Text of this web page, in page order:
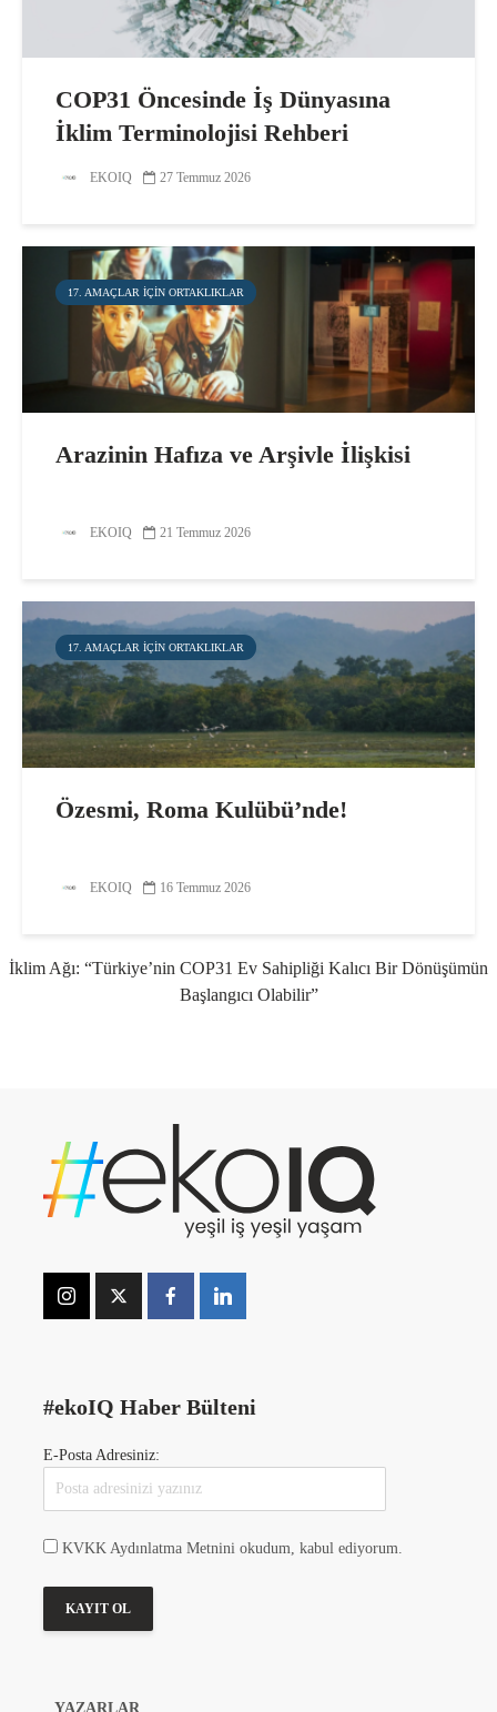
COP31 Öncesinde İş Dünyasına
İklim Terminolojisi Rehberi
EKOIQ 27 Temmuz 2026
17. AMAÇLAR IÇIN ORTAKLIKLAR
Arazinin Hafıza ve Arşivle İlişkisi
EKOIQ 21 Temmuz 2026
17. AMAÇLAR IÇIN ORTAKLIKLAR
Özesmi, Roma Kulübü’nde!
EKOIQ 16 Temmuz 2026
İklim Ağı: “Türkiye’nin COP31 Ev Sahipliği Kalıcı Bir Dönüşümün
Başlangıcı Olabilir”
#ekoIQ Haber Bülteni
E-Posta Adresiniz:
KVKK Aydınlatma Metnini okudum, kabul ediyorum.
YAZARLAR